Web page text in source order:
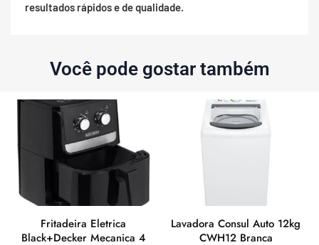
resultados rápidos e de qualidade.
Você pode gostar também
Fritadeira Eletrica
Black+Decker Mecanica 4
Lavadora Consul Auto 12kg
CWH12 Branca